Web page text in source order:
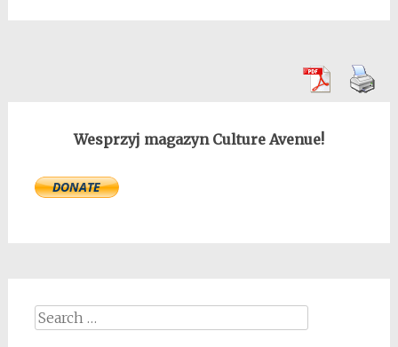
Wesprzyj magazyn Culture Avenue!
Search
for: